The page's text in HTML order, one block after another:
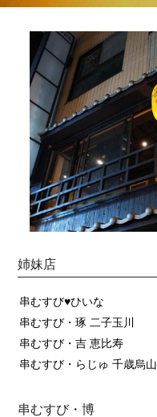
姉妹店
串むすび♥ひいな
串むすび・琢 二子玉川
串むすび・吉 恵比寿
串むすび・らじゅ 千歳烏山
串むすび・博